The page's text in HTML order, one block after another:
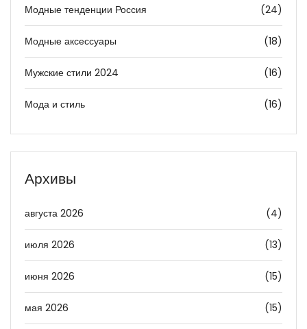
Модные тенденции Россия (24)
Модные аксессуары (18)
Мужские стили 2024 (16)
Мода и стиль (16)
Архивы
августа 2026 (4)
июля 2026 (13)
июня 2026 (15)
мая 2026 (15)